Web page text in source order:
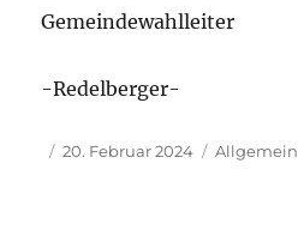
Gemeindewahlleiter
-Redelberger-
Autor
Veröffentlicht
20. Februar 2024 Kategorien
Allgemein